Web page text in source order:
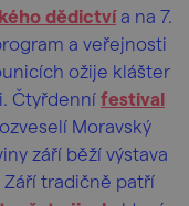
dědictvía na 7.
a veřejnosti
ožije klášter
Čtyřdenní festival
Moravský
září běží výstava
Září tradičně patří